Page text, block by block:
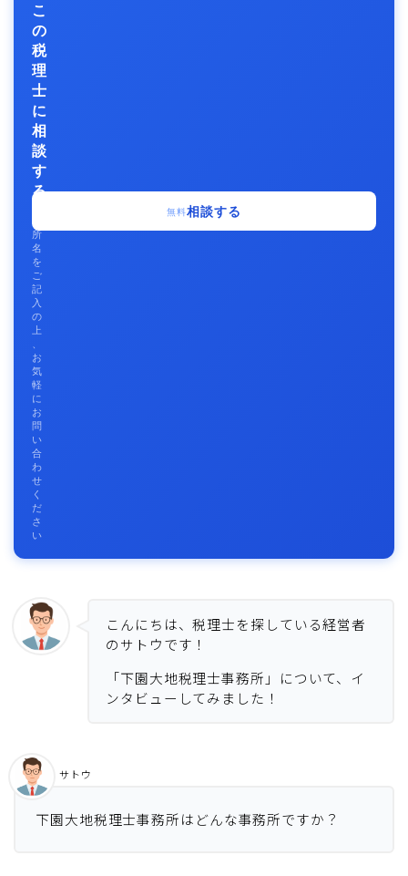
こ
の
税
理
士
に
相
談
す
る
所
名
を
ご
記
入
の
上
、
お
気
軽
に
お
問
い
合
わ
せ
く
だ
さ
い
無料相談する
こんにちは、税理士を探している経営者
のサトウです！
「下園大地税理士事務所」について、イ
ンタビューしてみました！
下園大地税理士事務所はどんな事務所ですか？
サトウ